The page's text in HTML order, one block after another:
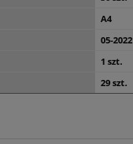
A4
05-2022
1 szt.
29 szt.